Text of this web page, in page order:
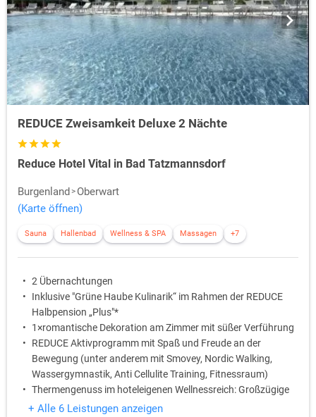
REDUCE Zweisamkeit Deluxe 2 Nächte
Reduce Hotel Vital in Bad Tatzmannsdorf
Burgenland
Oberwart
(Karte öffnen)
Sauna Hallenbad Wellness & SPA Massagen +7
2 Übernachtungen
Inklusive "Grüne Haube Kulinarik“ im Rahmen der REDUCE
Halbpension „Plus"*
1×romantische Dekoration am Zimmer mit süßer Verführung
REDUCE Aktivprogramm mit Spaß und Freude an der
Bewegung (unter anderem mit Smovey, Nordic Walking,
Wassergymnastik, Anti Cellulite Training, Fitnessraum)
Thermengenuss im hoteleigenen Wellnessreich: Großzügige
Thermenpools (innen und außen), Whirlpools,
+ Alle 6 Leistungen anzeigen